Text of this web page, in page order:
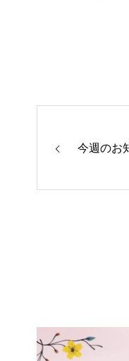
今週のお